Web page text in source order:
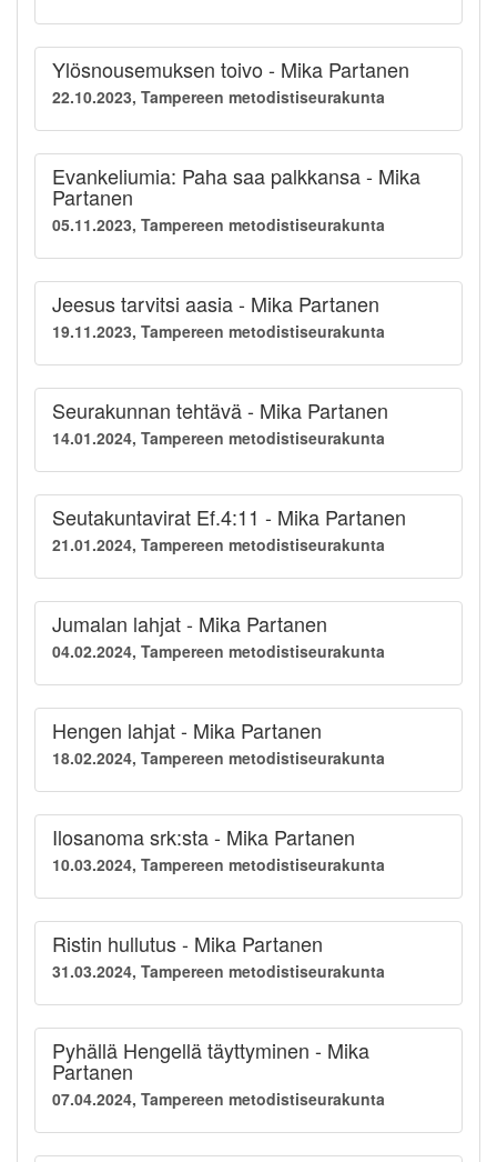
Ylösnousemuksen toivo - Mika Partanen
22.10.2023, Tampereen metodistiseurakunta
Evankeliumia: Paha saa palkkansa - Mika
Partanen
05.11.2023, Tampereen metodistiseurakunta
Jeesus tarvitsi aasia - Mika Partanen
19.11.2023, Tampereen metodistiseurakunta
Seurakunnan tehtävä - Mika Partanen
14.01.2024, Tampereen metodistiseurakunta
Seutakuntavirat Ef.4:11 - Mika Partanen
21.01.2024, Tampereen metodistiseurakunta
Jumalan lahjat - Mika Partanen
04.02.2024, Tampereen metodistiseurakunta
Hengen lahjat - Mika Partanen
18.02.2024, Tampereen metodistiseurakunta
Ilosanoma srk:sta - Mika Partanen
10.03.2024, Tampereen metodistiseurakunta
Ristin hullutus - Mika Partanen
31.03.2024, Tampereen metodistiseurakunta
Pyhällä Hengellä täyttyminen - Mika
Partanen
07.04.2024, Tampereen metodistiseurakunta